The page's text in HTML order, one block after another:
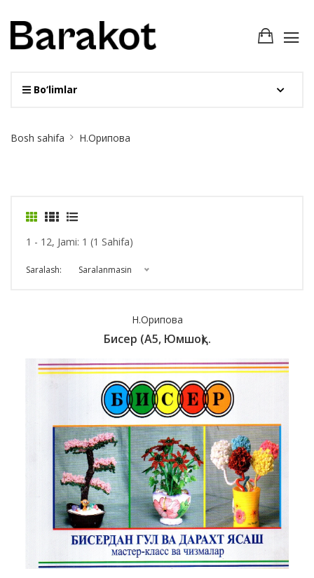
Bo‘limlar
Breadcrumb
Bosh sahifa Н.Орипова
1 - 12, Jami: 1 (1 Sahifa)
Saralash: Saralanmasin
Н.Орипова
Бисер (А5, Юмшоқ)..